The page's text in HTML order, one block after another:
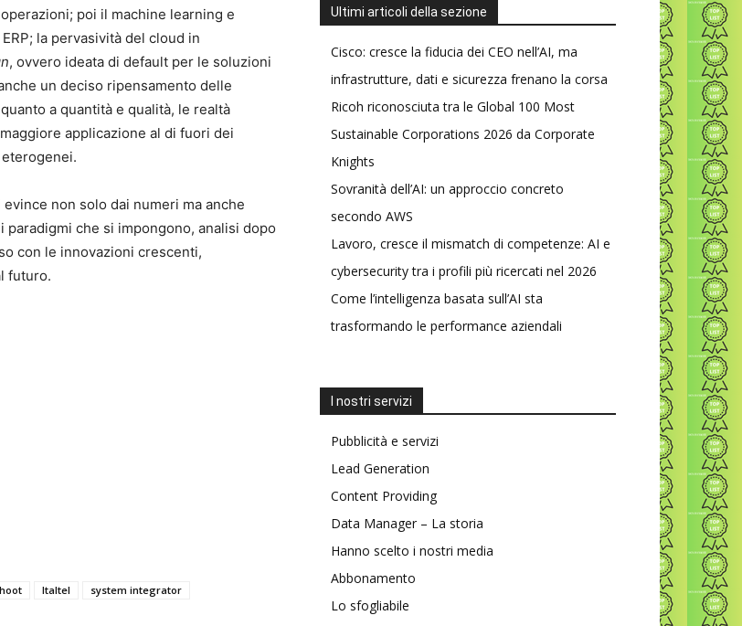
poi il machine learning e
la pervasività del cloud in
, ovvero ideata di default per le soluzioni
un deciso ripensamento delle
a quantità e qualità, le realtà
applicazione al di fuori dei
non solo dai numeri ma anche
che si impongono, analisi dopo
con le innovazioni crescenti,
futuro.
hoot Italtel system integrator
Ultimi articoli della sezione
Cisco: cresce la fiducia dei CEO nell’AI, ma
infrastrutture, dati e sicurezza frenano la corsa
Ricoh riconosciuta tra le Global 100 Most
Sustainable Corporations 2026 da Corporate
Knights
Sovranità dell’AI: un approccio concreto
secondo AWS
Lavoro, cresce il mismatch di competenze: AI e
cybersecurity tra i profili più ricercati nel 2026
Come l’intelligenza basata sull’AI sta
trasformando le performance aziendali
I nostri servizi
Pubblicità e servizi
Lead Generation
Content Providing
Data Manager – La storia
Hanno scelto i nostri media
Abbonamento
Lo sfogliabile